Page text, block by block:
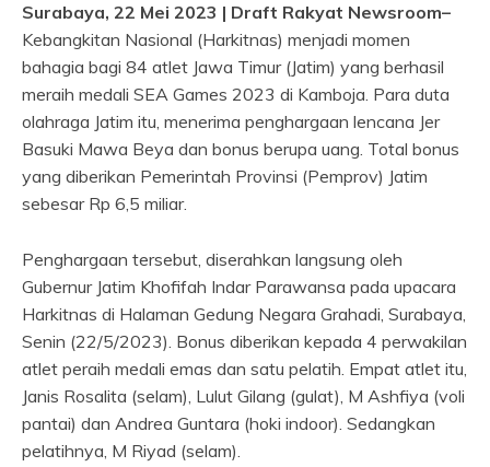
Surabaya, 22 Mei 2023 | Draft Rakyat Newsroom–
Kebangkitan Nasional (Harkitnas) menjadi momen
bahagia bagi 84 atlet Jawa Timur (Jatim) yang berhasil
meraih medali SEA Games 2023 di Kamboja. Para duta
olahraga Jatim itu, menerima penghargaan lencana Jer
Basuki Mawa Beya dan bonus berupa uang. Total bonus
yang diberikan Pemerintah Provinsi (Pemprov) Jatim
sebesar Rp 6,5 miliar.
Penghargaan tersebut, diserahkan langsung oleh
Gubernur Jatim Khofifah Indar Parawansa pada upacara
Harkitnas di Halaman Gedung Negara Grahadi, Surabaya,
Senin (22/5/2023). Bonus diberikan kepada 4 perwakilan
atlet peraih medali emas dan satu pelatih. Empat atlet itu,
Janis Rosalita (selam), Lulut Gilang (gulat), M Ashfiya (voli
pantai) dan Andrea Guntara (hoki indoor). Sedangkan
pelatihnya, M Riyad (selam).